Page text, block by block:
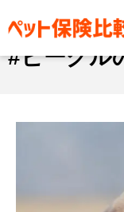
#ビーグル
#ビーグル